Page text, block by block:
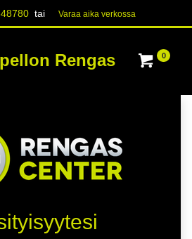
tai Varaa aika verk​​​​ossa
Rengas 0